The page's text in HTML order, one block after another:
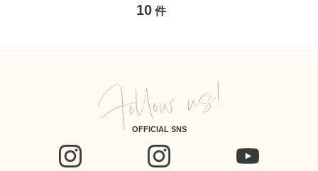
10件
OFFICIAL SNS